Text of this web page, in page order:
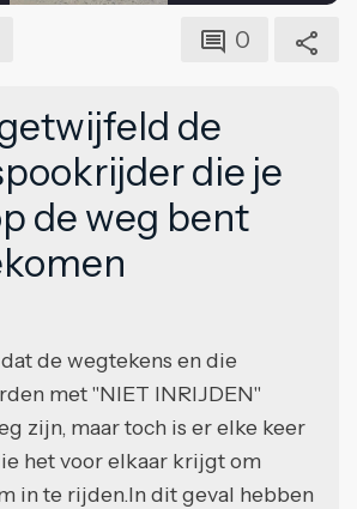
0
de
die je
de weg bent
de wegtekens en die
met "NIET INRIJDEN"
zijn, maar toch is er elke keer
het voor elkaar krijgt om
in te rijden.In dit geval hebben